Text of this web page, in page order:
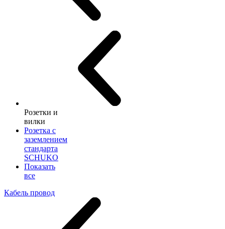
Розетки и
вилки
Розетка с
заземлением
стандарта
SCHUKO
Показать
все
Кабель провод